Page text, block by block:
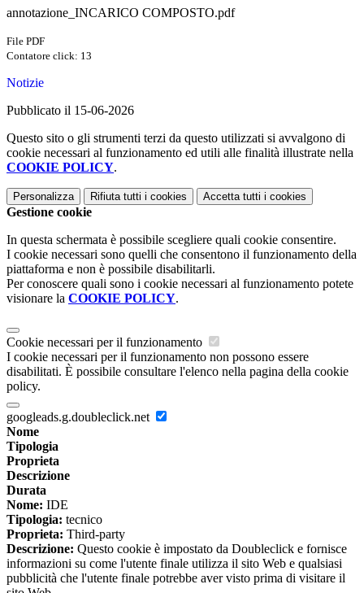
annotazione_INCARICO COMPOSTO.pdf
File PDF
Contatore click: 13
Notizie
Pubblicato il 15-06-2026
Questo sito o gli strumenti terzi da questo utilizzati si avvalgono di
cookie necessari al funzionamento ed utili alle finalità illustrate nella
COOKIE POLICY.
Personalizza Rifiuta tutti i cookies Accetta tutti i cookies
Gestione cookie
In questa schermata è possibile scegliere quali cookie consentire.
I cookie necessari sono quelli che consentono il funzionamento della
piattaforma e non è possibile disabilitarli.
Per conoscere quali sono i cookie necessari al funzionamento potete
visionare la COOKIE POLICY.
Cookie necessari per il funzionamento
I cookie necessari per il funzionamento non possono essere
disabilitati. È possibile consultare l'elenco nella pagina della cookie
policy.
googleads.g.doubleclick.net
Nome
Tipologia
Proprieta
Descrizione
Durata
Nome: IDE
Tipologia: tecnico
Proprieta: Third-party
Descrizione: Questo cookie è impostato da Doubleclick e fornisce
informazioni su come l'utente finale utilizza il sito Web e qualsiasi
pubblicità che l'utente finale potrebbe aver visto prima di visitare il